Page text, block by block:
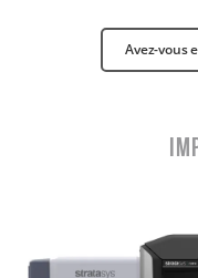
Avez-vous